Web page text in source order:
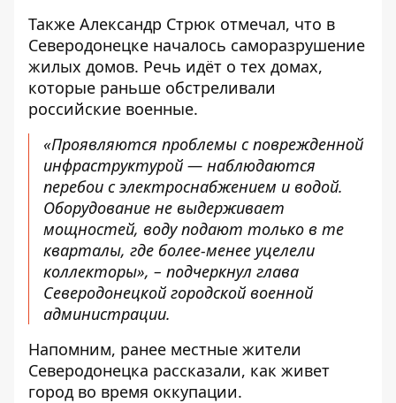
Также Александр Стрюк отмечал, что в
Северодонецке началось саморазрушение
жилых домов. Речь идёт о тех домах,
которые раньше обстреливали
российские военные.
«Проявляются проблемы с поврежденной
инфраструктурой — наблюдаются
перебои с электроснабжением и водой.
Оборудование не выдерживает
мощностей, воду подают только в те
кварталы, где более-менее уцелели
коллекторы», – подчеркнул глава
Северодонецкой городской военной
администрации.
Напомним, ранее местные жители
Северодонецка рассказали, как живет
город во время оккупации.